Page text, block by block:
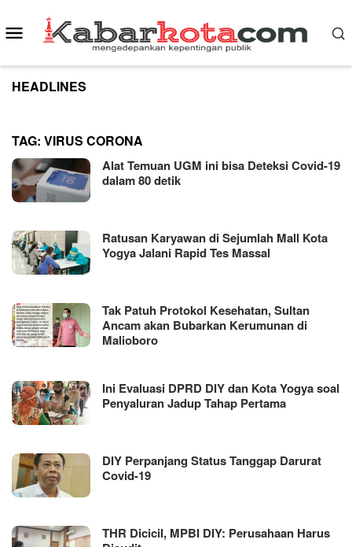
to
content
Mobile
Menu
HEADLINES
TAG: VIRUS CORONA
Alat Temuan UGM ini bisa Deteksi Covid-19
dalam 80 detik
Ratusan Karyawan di Sejumlah Mall Kota
Yogya Jalani Rapid Tes Massal
Tak Patuh Protokol Kesehatan, Sultan
Ancam akan Bubarkan Kerumunan di
Malioboro
Ini Evaluasi DPRD DIY dan Kota Yogya soal
Penyaluran Jadup Tahap Pertama
DIY Perpanjang Status Tanggap Darurat
Covid-19
THR Dicicil, MPBI DIY: Perusahaan Harus